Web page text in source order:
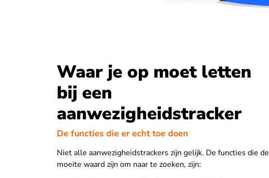
Waar je op moet letten
bij een
aanwezigheidstracker
De functies die er echt toe doen
Niet alle aanwezigheidstrackers zijn gelijk. De functies die de
moeite waard zijn om naar te zoeken, zijn: